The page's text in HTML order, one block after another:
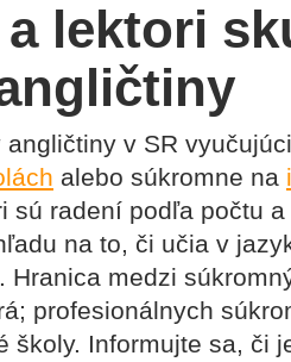
lektori
angličtiny v SR
alebo súkromne na
sú radení podľa počtu
na to, či učia v
Hranica medzi
profesionálnych
školy. Informujte sa, či